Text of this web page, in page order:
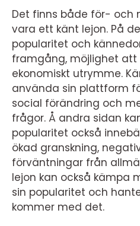
Det finns både för- och
vara ett känt lejon. På
popularitet och
framgång, möjlighet att
ekonomiskt utrymme.
använda sin plattform
social förändring och
frågor. Å andra sidan
popularitet också
ökad granskning,
förväntningar från
lejon kan också kämpa
sin popularitet och
kommer med det.